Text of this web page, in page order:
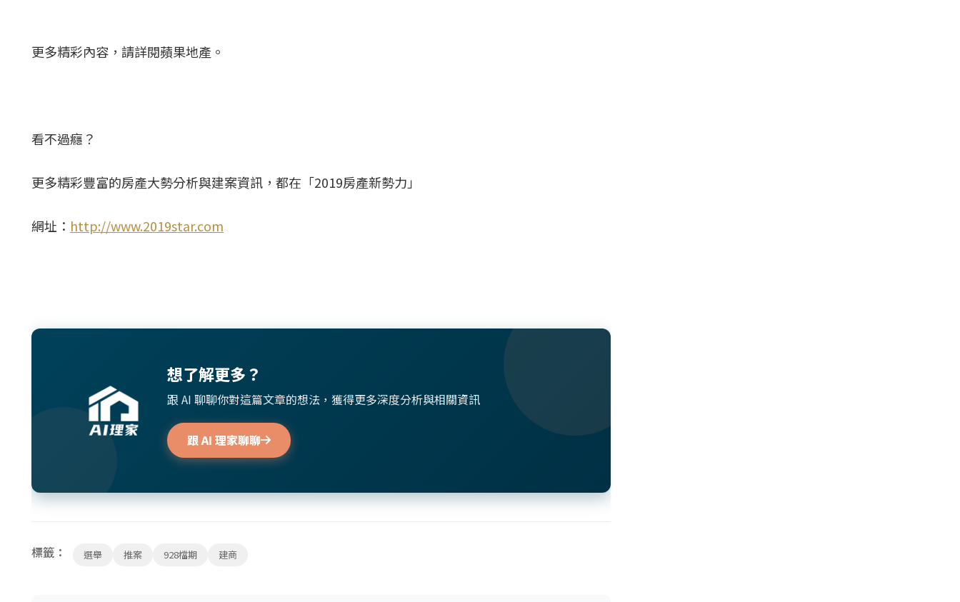
更多精彩內容，請詳閱蘋果地產。
看不過癮？
更多精彩豐富的房產大勢分析與建案資訊，都在「2019房產新勢力」
網址： http://www.2019star.com
想了解更多？
跟 AI 聊聊你對這篇文章的想法，獲得更多深度分析與相關資訊
跟 AI 理家聊聊
標籤： 選舉 推案 928檔期 建商